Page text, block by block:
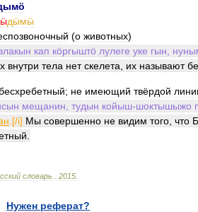
ӹдӹмӹ
(о животных)
кап кӧргыштӧ лулеге уке гын
внутри тела нет скелета их называют
; не имеющий твёрдой
мещанин тудын койыш-шоктышыжо
.[/i] Мы совершенно не видим того что
словарь 2015
Нужен реферат?